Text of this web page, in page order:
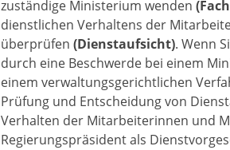
zuständige Ministerium wenden
dienstlichen Verhaltens der
überprüfen (Dienstaufsicht). Wenn
durch eine Beschwerde bei einem
einem verwaltungsgerichtlichen
Prüfung und Entscheidung von
Verhalten der Mitarbeiterinnen und
Regierungspräsident als